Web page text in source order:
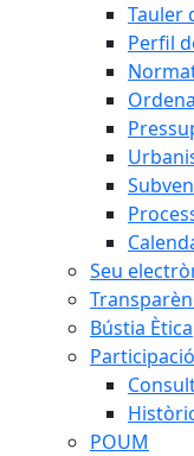
Tauler
Perfil
Seu
Bústia Ètica
Participació
POUM